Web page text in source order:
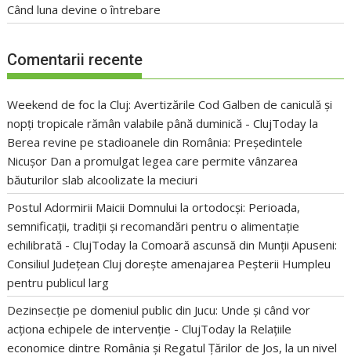
Când luna devine o întrebare
Comentarii recente
Weekend de foc la Cluj: Avertizările Cod Galben de caniculă și
nopți tropicale rămân valabile până duminică - ClujToday la
Berea revine pe stadioanele din România: Președintele
Nicușor Dan a promulgat legea care permite vânzarea
băuturilor slab alcoolizate la meciuri
Postul Adormirii Maicii Domnului la ortodocși: Perioada,
semnificații, tradiții și recomandări pentru o alimentație
echilibrată - ClujToday laComoară ascunsă din Munții Apuseni:
Consiliul Județean Cluj dorește amenajarea Peșterii Humpleu
pentru publicul larg
Dezinsecție pe domeniul public din Jucu: Unde și când vor
acționa echipele de intervenție - ClujToday la Relațiile
economice dintre România și Regatul Țărilor de Jos, la un nivel